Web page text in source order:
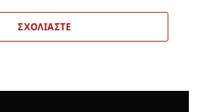
ΣΧΟΛΙΆΣΤΕ